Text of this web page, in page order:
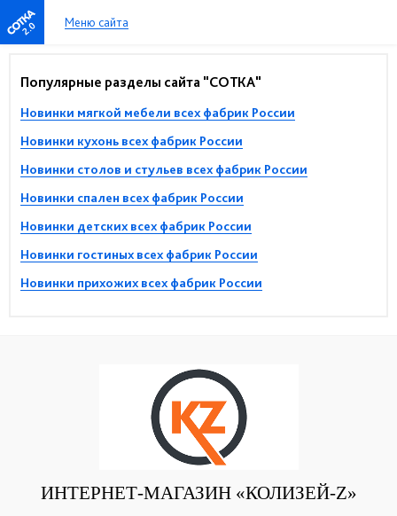
2.0 Меню сайта
Популярные разделы сайта "СОТКА"
Новинки мягкой мебели всех фабрик России
Новинки кухонь всех фабрик России
Новинки столов и стульев всех фабрик России
Новинки спален всех фабрик России
Новинки детских всех фабрик России
Новинки гостиных всех фабрик России
Новинки прихожих всех фабрик России
ИНТЕРНЕТ-МАГАЗИН «КОЛИЗЕЙ-Z»